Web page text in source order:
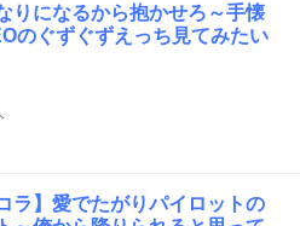
りになるから抱かせろ～手懐
のぐずぐずえっち見てみたい
ラ】愛でたがりパイロットの